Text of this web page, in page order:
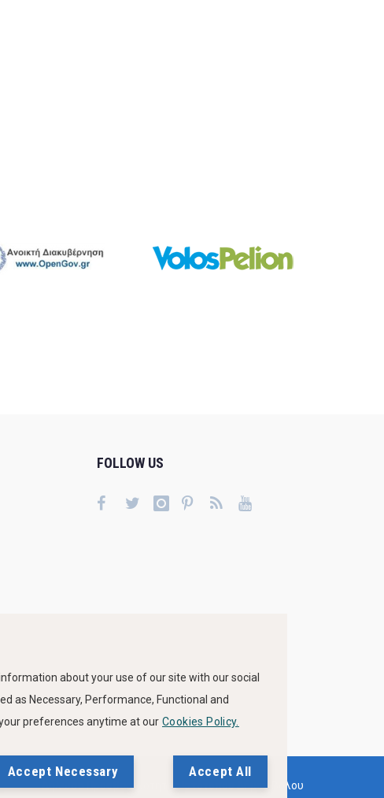
FOLLOW US
Δήλωση Προσβασιμότητας Ιστότοπου Δήμου Βόλου
about your use of our site with our social
as Necessary, Performance, Functional and
preferences anytime at our Cookies Policy.
Accept Necessary Accept All